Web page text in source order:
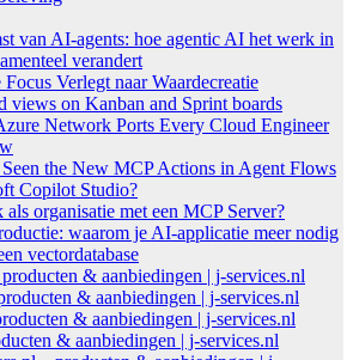
van AI-agents: hoe agentic AI het werk in
verandert
Verlegt naar Waardecreatie
views on Kanban and Sprint boards
Network Ports Every Cloud Engineer
the New MCP Actions in Agent Flows
Copilot Studio?
als organisatie met een MCP Server?
waarom je AI-applicatie meer nodig
vectordatabase
& aanbiedingen | j-services.nl
& aanbiedingen | j-services.nl
& aanbiedingen | j-services.nl
& aanbiedingen | j-services.nl